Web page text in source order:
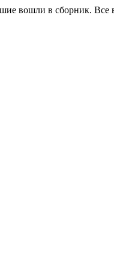
вошли в сборник. Все